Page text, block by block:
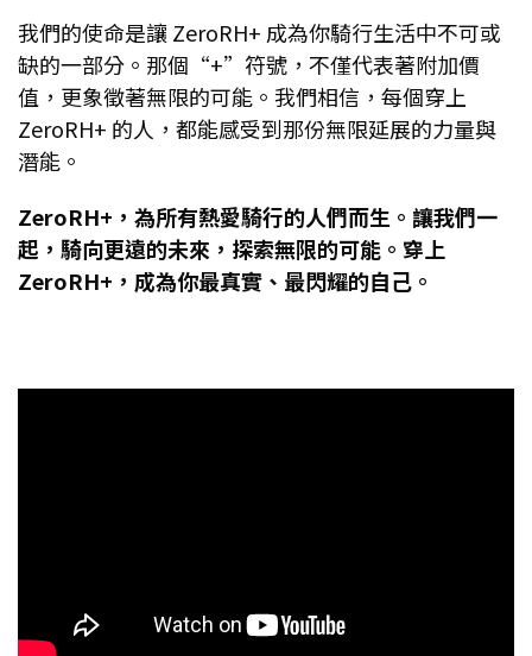
我們的使命是讓 ZeroRH+ 成為你騎行生活中不可或
缺的一部分。那個“+”符號，不僅代表著附加價
值，更象徵著無限的可能。我們相信，每個穿上
ZeroRH+ 的人，都能感受到那份無限延展的力量與
潛能。
ZeroRH+，為所有熱愛騎行的人們而生。讓我們一
起，騎向更遠的未來，探索無限的可能。穿上
ZeroRH+，成為你最真實、最閃耀的自己。